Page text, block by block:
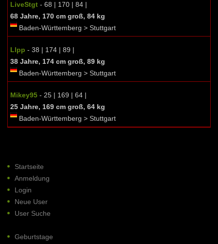
LiveStgt - 68 | 170 | 84 |
68 Jahre, 170 cm groß, 84 kg
Baden-Württemberg > Stuttgart
Llpp - 38 | 174 | 89 |
38 Jahre, 174 cm groß, 89 kg
Baden-Württemberg > Stuttgart
Mikey95 - 25 | 169 | 64 |
25 Jahre, 169 cm groß, 64 kg
Baden-Württemberg > Stuttgart
Startseite
Anmeldung
Login
Neue User
User Suche
Geburtstage